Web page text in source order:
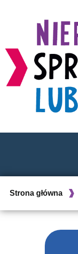
Strona główna